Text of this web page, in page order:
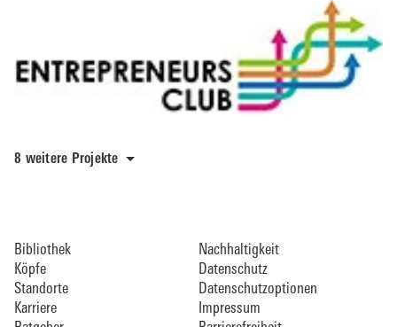
8 weitere Projekte
Bibliothek
Köpfe
Standorte
Karriere
Nachhaltigkeit
Datenschutz
Datenschutzoptionen
Impressum